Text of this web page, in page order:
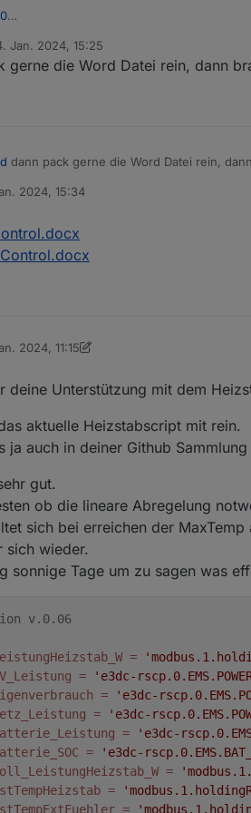
nicht passt immer gerne frei raus
aber auch die original Word Datei
Jan. 2024, 15:25
von
gerne die Word Datei rein, dann
dann pack gerne die Word Datei rein,
2024, 15:34
2024, 11:15
Abyss 1. Juni 2024, 12:16
deine Unterstützung mit dem
aktuelle Heizstabscript mit rein.
ja auch in deiner Github
gut.
ob die lineare Abregelung
sich bei erreichen der
sich wieder.
sonnige Tage um zu sagen was
v.0.06
=
= 'e3dc-
= 'e3dc-
= 'e3dc-
= 'e3dc-
= 'e3dc-
=
=
=